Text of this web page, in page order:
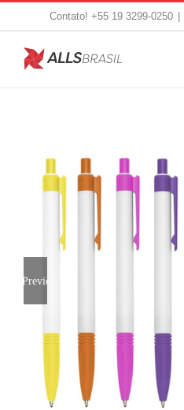
content
Contato! +55 19 3299-0250
Previous